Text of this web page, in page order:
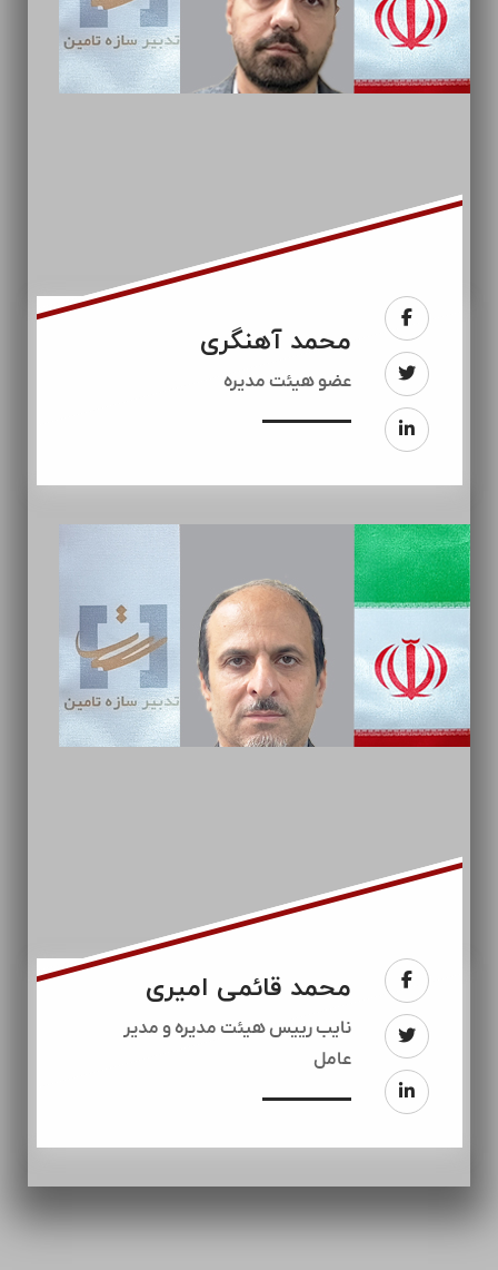
محمد آهنگری
عضو هیئت مدیره
محمد قائمی امیری
نایب رییس هیئت مدیره و مدیر
عامل